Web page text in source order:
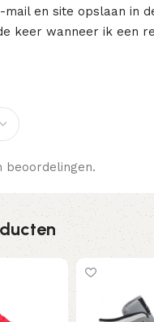
beoordelingen.
mail en site opslaan in
keer wanneer ik een